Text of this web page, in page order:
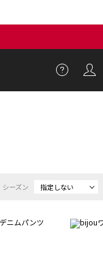
シーズン 指定しない